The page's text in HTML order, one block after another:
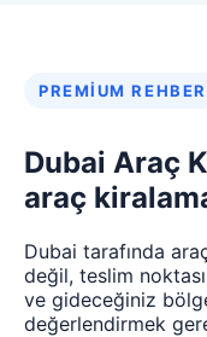
PREMIUM REHBER
Dubai Araç
araç
Dubai tarafında
değil, teslim
ve gideceğiniz
değerlendirmek